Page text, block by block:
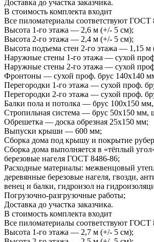
Доставка до участка заказчика.
В стоимость комплекта входит
Все пиломатериалы соответствуют ГОСТ
Высота 1-го этажа — 2,6 м (+/- 5 см);
Высота 2-го этажа — 2,4 м (+/- 5 см);
Высота подъема стен 2-го этажа — 1,15 м
Наружные стены 1-го этажа — сухой
Наружные стены 2-го этажа — сухой
Фронтоны — сухой проф. брус 140х140
Перегородки 1-го этажа — сухой проф.
Перегородки 2-го этажа — сухой проф.
Балки пола и потолка — брус 100х150
Стропильная система — брус 50х150 мм,
Обрешетка — доска обрезная 25х150 мм;
Выпуски крыши — 600 мм;
Сборка дома под крышу и покрытие
Сборка дома выполняется в «тёплый
березовые нагеля ГОСТ 8486-86;
Расходные материалы: межвенцовый
деревянные березовые нагеля, гвозди,
венец и балки, гидроизол на
Погрузочно-разгрузочные работы;
Доставка до участка заказчика.
В стоимость комплекта входит
Все пиломатериалы соответствуют ГОСТ
Высота 1-го этажа — 2,7 м (+/- 5 см);